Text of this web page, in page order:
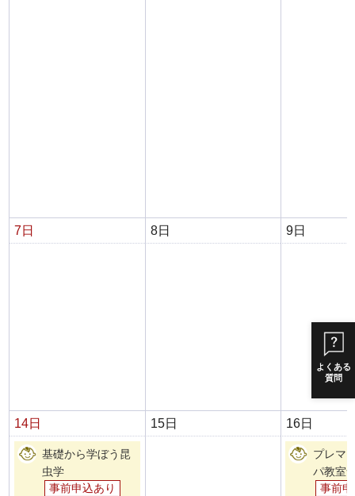
よくある
質問
7日 8日 9日
14日 15日 16日
基礎から学ぼう昆
虫学
事前申込あり
プレマ
パ教室
事前